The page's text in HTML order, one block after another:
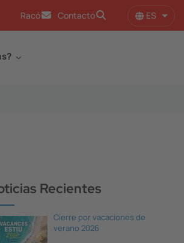
Racó Contacto ES
Recientes
Cierre por vacaciones de
verano 2026